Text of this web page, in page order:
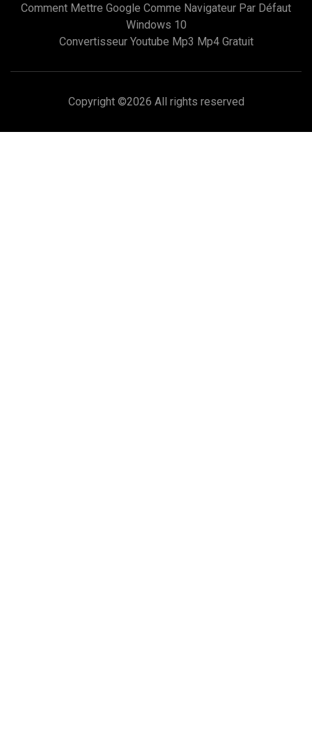
Comment Mettre Google Comme Navigateur Par Défaut
Windows 10
Convertisseur Youtube Mp3 Mp4 Gratuit
Copyright ©2026 All rights reserved